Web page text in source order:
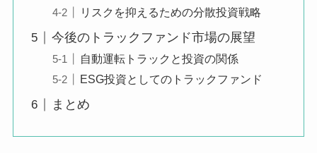
リスクを抑えるための分散投資戦略
今後のトラックファンド市場の展望
自動運転トラックと投資の関係
ESG投資としてのトラックファンド
まとめ